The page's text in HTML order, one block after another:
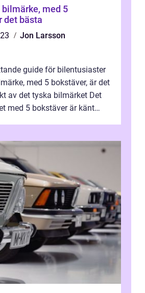
med 5
det bästa
Jon Larsson
guide för bilentusiaster
med 5 bokstäver, är det
av det tyska bilmärket Det
med 5 bokstäver är känt